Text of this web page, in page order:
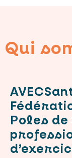
Qui
Poles de